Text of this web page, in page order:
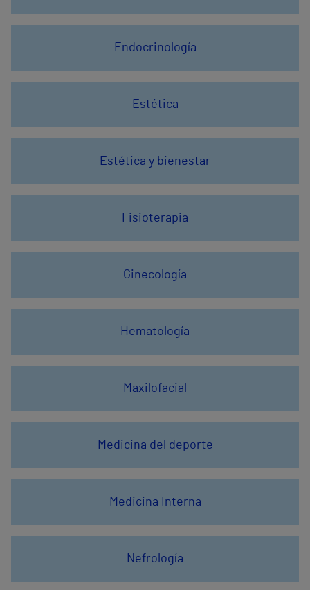
Endocrinología
Estética
Estética y bienestar
Fisioterapia
Ginecología
Hematología
Maxilofacial
Medicina del deporte
Medicina Interna
Nefrología